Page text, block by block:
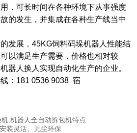
，可长时间在各种环境下从事强度
的发生，并集成在各种生产线当中
发展， 45KG饲料码垛机器人性能结
以满足生产需要，价格也相对较
器人换人实现自动化生产的企业。
： 181 0536 9038 宿
,机器人全自动拆包机特点
装灵活、无尘环保